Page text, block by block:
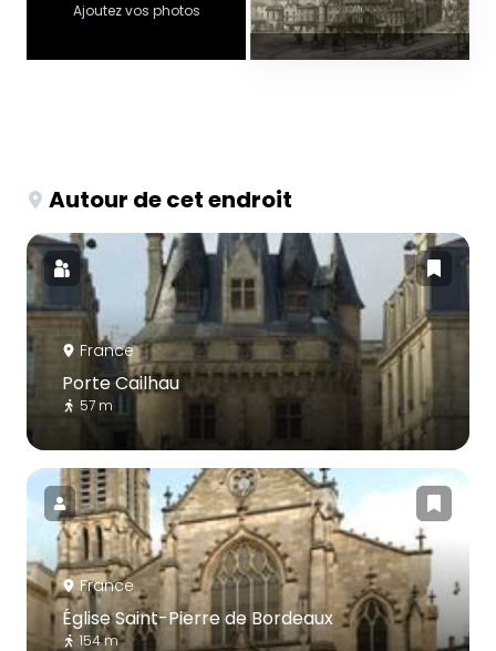
Ajoutez vos photos
Autour de cet endroit
France
Porte Cailhau
57 m
France
Église Saint-Pierre de Bordeaux
154 m